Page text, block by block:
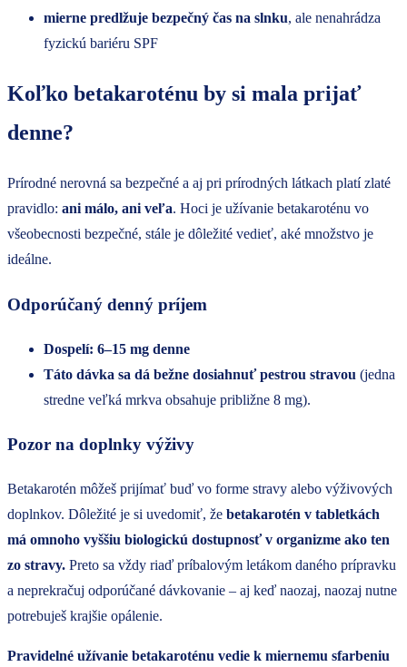
mierne predlžuje bezpečný čas na slnku, ale nenahrádza
fyzickú bariéru SPF
Koľko betakaroténu by si mala prijať
denne?
Prírodné nerovná sa bezpečné a aj pri prírodných látkach platí zlaté
pravidlo: ani málo, ani veľa. Hoci je užívanie betakaroténu vo
všeobecnosti bezpečné, stále je dôležité vedieť, aké množstvo je
ideálne.
Odporúčaný denný príjem
Dospelí: 6–15 mg denne
Táto dávka sa dá bežne dosiahnuť pestrou stravou (jedna
stredne veľká mrkva obsahuje približne 8 mg).
Pozor na doplnky výživy
Betakarotén môžeš prijímať buď vo forme stravy alebo výživových
doplnkov. Dôležité je si uvedomiť, že betakarotén v tabletkách
má omnoho vyššiu biologickú dostupnosť v organizme ako ten
zo stravy. Preto sa vždy riaď príbalovým letákom daného prípravku
a neprekračuj odporúčané dávkovanie – aj keď naozaj, naozaj nutne
potrebuješ krajšie opálenie.
Pravidelné užívanie betakaroténu vedie k miernemu sfarbeniu